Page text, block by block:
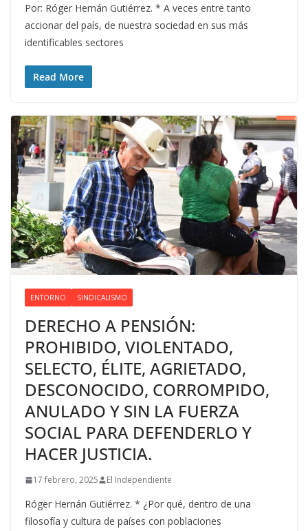
Por: Róger Hernán Gutiérrez. * A veces entre tanto
accionar del país, de nuestra sociedad en sus más
identificables sectores
Read More
ENTORNO SINDICALISMO
DERECHO A PENSIÓN:
PROHIBIDO, VIOLENTADO,
SELECTO, ÉLITE, AGRIETADO,
DESCONOCIDO, CORROMPIDO,
ANULADO Y SIN LA FUERZA
SOCIAL PARA DEFENDERLO Y
HACER JUSTICIA.
17 febrero, 2025 El Independiente
Róger Hernán Gutiérrez. * ¿Por qué, dentro de una
filosofía y cultura de países con poblaciones